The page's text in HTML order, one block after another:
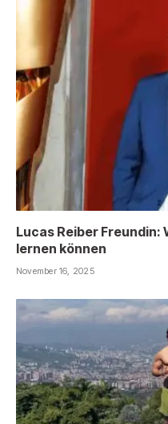
Lucas Reiber Freundin:
lernen können
November 16, 2025